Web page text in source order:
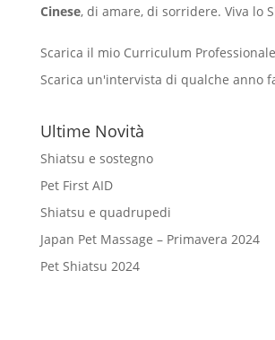
Cinese, di amare, di sorridere. Viva lo
Scarica il mio Curriculum Professionale
Scarica un'intervista di qualche anno
Ultime Novità
Shiatsu e sostegno
Pet First AID
Shiatsu e quadrupedi
Japan Pet Massage – Primavera 2024
Pet Shiatsu 2024